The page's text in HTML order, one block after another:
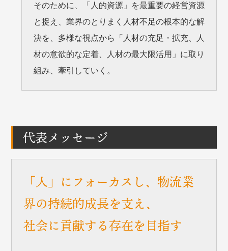
そのために、「人的資源」を最重要の経営資源
と捉え、業界のとりまく人材不足の根本的な解
決を、 多様な視点から「人材の充足・拡充、人
材の意欲的な定着、人材の最大限活用」に取り
組み、 牽引していく。
代表メッセージ
「人」にフォーカスし、物流業
界の持続的成長を支え、
社会に貢献する存在を目指す